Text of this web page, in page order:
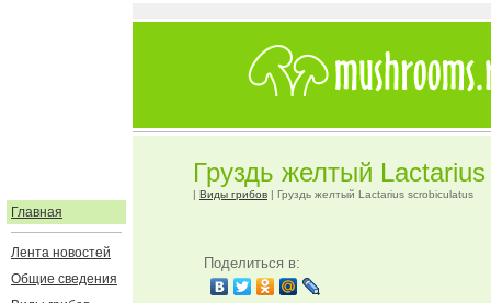
Главная
Лента новостей
Общие сведения
Груздь желтый
| Виды грибов | Груздь желтый Lactarius scrobiculatus
Поделиться в: